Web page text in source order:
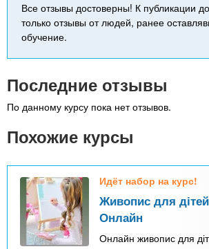
Все отзывы достоверны! К публикации
только отзывы от людей, ранее
обучение.
Последние отзывы
По данному курсу пока нет отзывов.
Похожие курсы
Идёт набор на курс!
Живопис для дітей
Онлайн
Онлайн живопис для